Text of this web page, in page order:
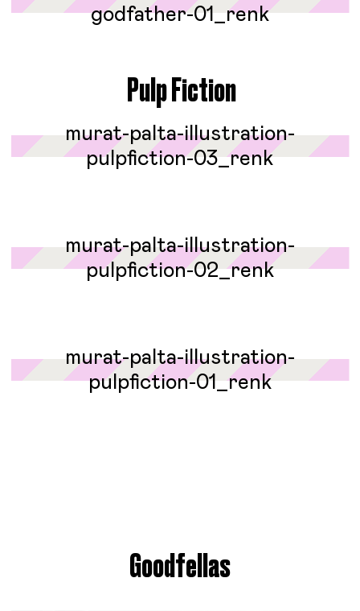
Pulp Fiction
Goodfellas